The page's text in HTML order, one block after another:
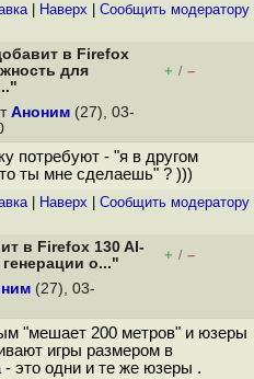
| Наверх Cообщить модератору
в Firefox
для
+ / –
Аноним (27), 03-
потребуют - "я в другом
ты мне сделаешь" ? )))
| Наверх Cообщить модератору
в Firefox 130 AI-
о..."
+ / –
(27), 03-
"мешает 200 метров" и юзеры
игры размером в
- это одни и те же юзеры .